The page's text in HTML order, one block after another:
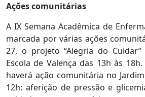
Ações comunitárias
A IX Semana Acadêmica de
marcada por várias ações
27, o projeto “Alegria do
Escola de Valença das 13h às
haverá ação comunitária no
12h: aferição de pressão e